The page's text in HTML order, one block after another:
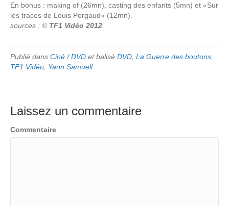
En bonus : making of (26mn), casting des enfants (5mn) et «Sur
les traces de Louis Pergaud» (12mn).
sources : © TF1 Vidéo 2012
Publié dans Ciné / DVD et balisé DVD, La Guerre des boutons,
TF1 Vidéo, Yann Samuell
Laissez un commentaire
Commentaire